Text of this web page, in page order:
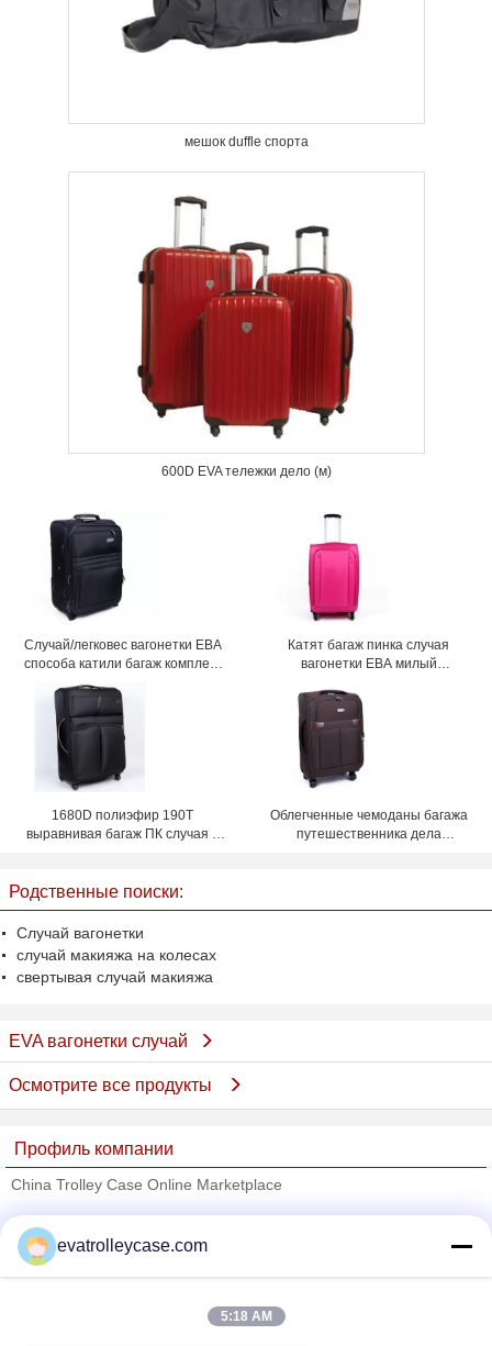
мешок duffle спорта
600D EVA тележки дело (м)
Случай/легковес вагонетки ЕВА
способа катили багаж комплект
чемодана черноты 3 частей
Катят багаж пинка случая
вагонетки ЕВА милый
18"/20"/24"/28" таможня
1680D полиэфир 190T
выравнивая багаж ПК случая 3
Облегченные чемоданы багажа
путешественника дела
Родственные поиски:
Случай вагонетки
случай макияжа на колесах
свертывая случай макияжа
EVA вагонетки случай
Осмотрите все продукты
Профиль компании
China Trolley Case Online Marketplace
Trust Seal
Verified Suplier
evatrolleycase.com
5:18 AM